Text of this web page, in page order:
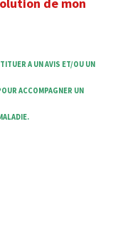
de mon
A UN AVIS ET/OU UN
ACCOMPAGNER UN